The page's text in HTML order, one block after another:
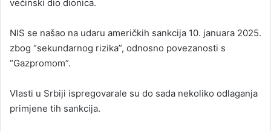
većinski dio dionica.
NIS se našao na udaru američkih sankcija 10. januara 2025.
zbog “sekundarnog rizika”, odnosno povezanosti s
“Gazpromom”.
Vlasti u Srbiji ispregovarale su do sada nekoliko odlaganja
primjene tih sankcija.